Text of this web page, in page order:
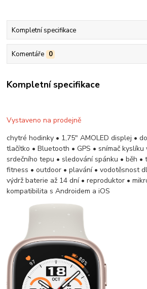
Kompletní specifikace
Komentáře 0
Kompletní specifikace
Vystaveno na prodejně
chytré hodinky • 1,75" AMOLED displej •
tlačítko • Bluetooth • GPS • snímač kyslíku
srdečního tepu • sledování spánku • běh •
fitness • outdoor • plavání • vodotěsnost
výdrž baterie až 14 dní • reproduktor •
kompatibilita s Androidem a iOS